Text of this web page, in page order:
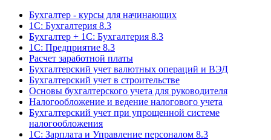
Бухгалтер - курсы для начинающих
1С: Бухгалтерия 8.3
Бухгалтер + 1С: Бухгалтерия 8.3
1С: Предприятие 8.3
Расчет заработной платы
Бухгалтерский учет валютных операций и ВЭД
Бухгалтерский учет в строительстве
Основы бухгалтерского учета для руководителя
Налогообложение и ведение налогового учета
Бухгалтерский учет при упрощенной системе
налогообложения
1С: Зарплата и Управление персоналом 8.3